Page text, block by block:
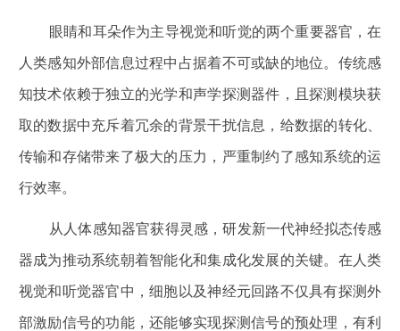
眼睛和耳朵作为主导视觉和听觉的两个重要器官，在
人类感知外部信息过程中占据着不可或缺的地位。传统感
知技术依赖于独立的光学和声学探测器件，且探测模块获
取的数据中充斥着冗余的背景干扰信息，给数据的转化、
传输和存储带来了极大的压力，严重制约了感知系统的运
行效率。
从人体感知器官获得灵感，研发新一代神经拟态传感
器成为推动系统朝着智能化和集成化发展的关键。在人类
视觉和听觉器官中，细胞以及神经元回路不仅具有探测外
部激励信号的功能，还能够实现探测信号的预处理，有利